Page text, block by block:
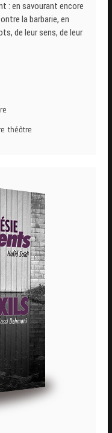
: en savourant encore
la barbarie, en
de leur sens, de leur
théâtre